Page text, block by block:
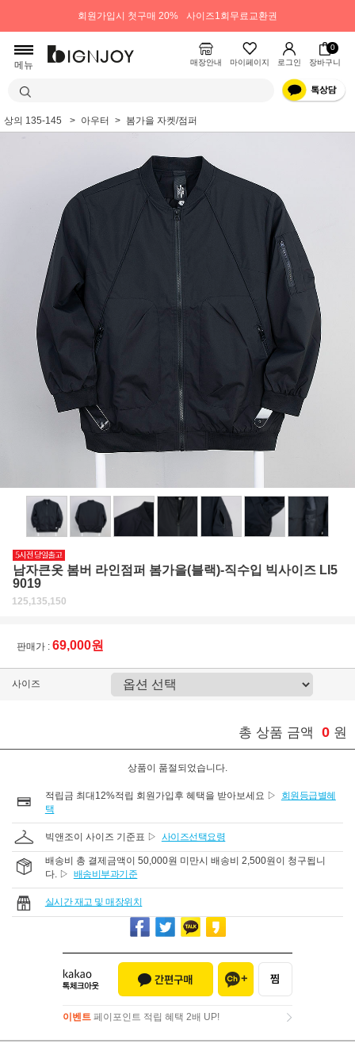
회원가입시 첫구매 20% 사이즈1회무료교환권
메뉴 매장안내 마이페이지 로그인
0
장바구니
상의 135-145 아우터 봄가을 자켓/점퍼
남자큰옷 봄버 라인점퍼 봄가을(블랙)-직수입 빅사이즈 LI5
9019
125,135,150
판매가 : 69,000원
사이즈
총 상품 금액 0 원
상품이 품절되었습니다.
적립금 최대12%적립 회원가입후 혜택을 받아보세요 ▷
회원등급별혜
택
빅앤조이 사이즈 기준표 ▷ 사이즈선택요령
배송비 총 결제금액이 50,000원 미만시 배송비 2,500원이 청구됩니
다. ▷ 배송비부과기준
실시간 재고 및 매장위치
이벤트 페이포인트 적립 혜택 2배 UP!
이벤트페이포인트 적립 혜택 2배 UP!